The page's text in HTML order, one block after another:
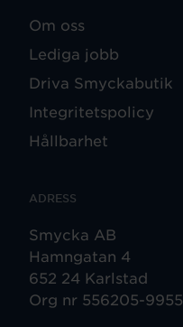
Om oss
Lediga jobb
Driva Smyckabutik
Integritetspolicy
Hållbarhet
ADRESS
Smycka AB
Hamngatan 4
652 24 Karlstad
Org nr 556205-9955